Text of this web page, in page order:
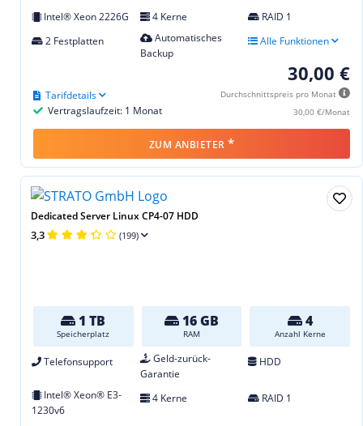
Intel® Xeon 2226G 4 Kerne
RAID 1
2 Festplatten
Automatisches
Backup
Alle Funktionen
30,00 €
Durchschnittspreis pro Monat
30,00 €/Monat
Vertragslaufzeit: 1 Monat
Tarifdetails
ZUM ANBIETER *
Dedicated Server Linux CP4-07 HDD
3,3 (199)
1 TB
Speicherplatz
16 GB
RAM
4
Anzahl Kerne
Telefonsupport
Geld-zurück-
Garantie
HDD
Intel® Xeon® E3-
1230v6
4 Kerne RAID 1